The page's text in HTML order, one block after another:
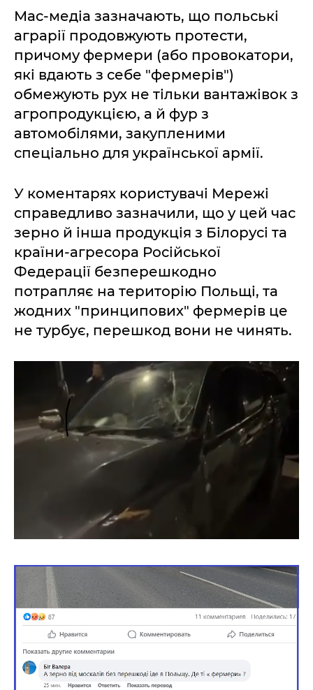
Мас-медіа зазначають, що польські
аграрії продовжують протести,
причому фермери (або провокатори,
які вдають з себе "фермерів")
обмежують рух не тільки вантажівок з
агропродукцією, а й фур з
автомобілями, закупленими
спеціально для української армії.
У коментарях користувачі Мережі
справедливо зазначили, що у цей час
зерно й інша продукція з Білорусі та
країни-агресора Російської
Федерації безперешкодно
потрапляє на територію Польщі, та
жодних "принципових" фермерів це
не турбує, перешкод вони не чинять.